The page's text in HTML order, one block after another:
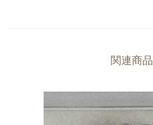
関連商品